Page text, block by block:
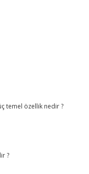
temel özellik nedir ?
?